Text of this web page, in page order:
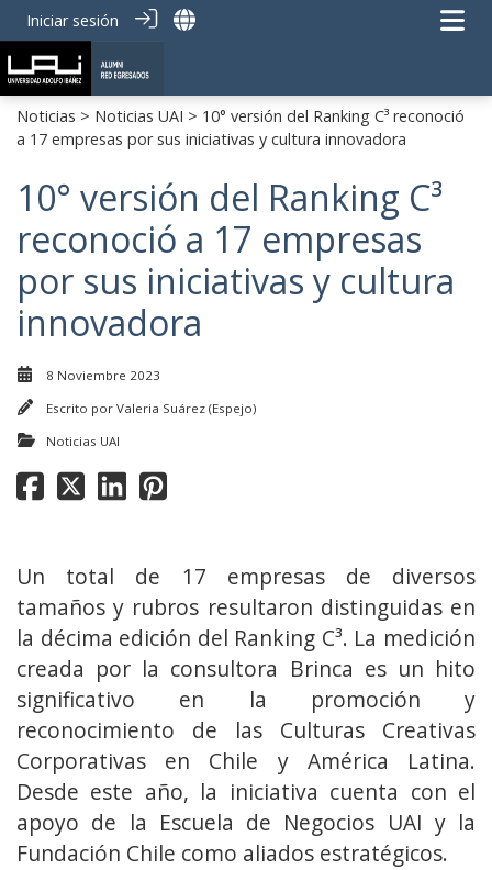
Iniciar sesión
Noticias > Noticias UAI > 10° versión del Ranking C³ reconoció
a 17 empresas por sus iniciativas y cultura innovadora
10° versión del Ranking C³
reconoció a 17 empresas
por sus iniciativas y cultura
innovadora
8 Noviembre 2023
Escrito por Valeria Suárez (Espejo)
Noticias UAI
Un total de 17 empresas de diversos
tamaños y rubros resultaron distinguidas en
la décima edición del Ranking C³. La medición
creada por la consultora Brinca es un hito
significativo en la promoción y
reconocimiento de las Culturas Creativas
Corporativas en Chile y América Latina.
Desde este año, la iniciativa cuenta con el
apoyo de la Escuela de Negocios UAI y la
Fundación Chile como aliados estratégicos.